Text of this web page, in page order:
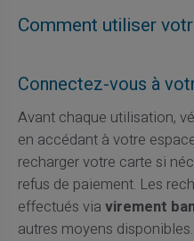
Comment utiliser
Connectez-vous à
Avant chaque utilisation,
en accédant à votre
recharger votre carte si
refus de paiement. Les
effectués via virement
autres moyens disponibles.